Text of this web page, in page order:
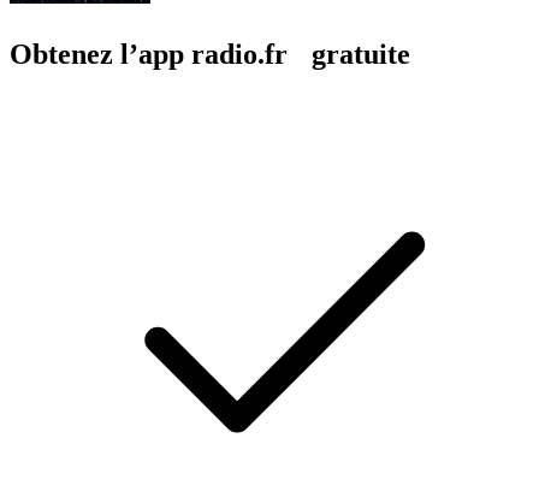
Obtenez l’app radio.fr gratuite